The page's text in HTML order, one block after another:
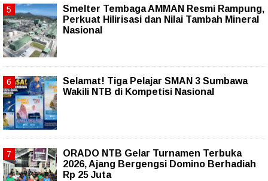
Smelter Tembaga AMMAN Resmi Rampung,
Perkuat Hilirisasi dan Nilai Tambah Mineral
Nasional
Selamat! Tiga Pelajar SMAN 3 Sumbawa
Wakili NTB di Kompetisi Nasional
ORADO NTB Gelar Turnamen Terbuka
2026, Ajang Bergengsi Domino Berhadiah
Rp 25 Juta